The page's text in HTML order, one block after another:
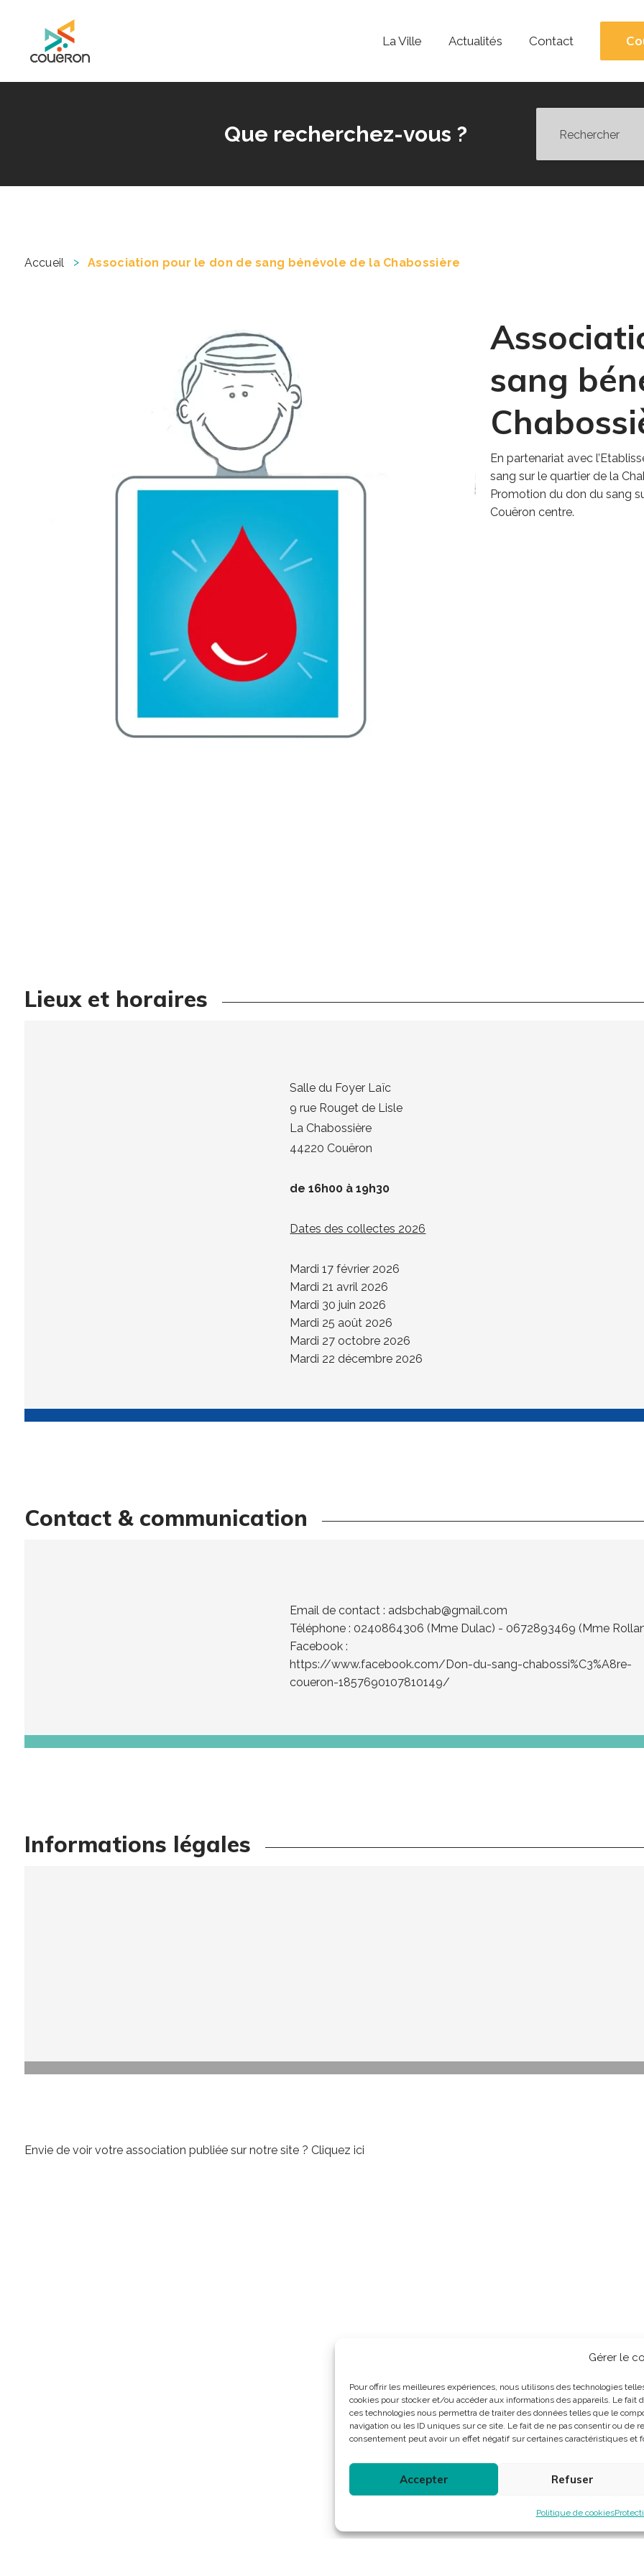
Gérer le
Pour offrir les meilleures expériences, nous utilisons des technologies
cookies pour stocker et/ou accéder aux informations des appareils. Le fait
ces technologies nous permettra de traiter des données telles que le
navigation ou les ID uniques sur ce site. Le fait de ne pas consentir ou de
consentement peut avoir un effet négatif sur certaines caractéristiques et
Accepter Refuser
Politique de cookies
La Ville Actualités Contact
Que recherchez-vous ?
Accueil > Association pour le don de sang bénévole de la Chabossière
sang
En partenariat avec
sang sur le quartier de la
Promotion du don du sang
Couëron centre.
Lieux et horaires
Salle du Foyer Laïc
9 rue Rouget de Lisle
La Chabossière
44220 Couëron
de 16h00 à 19h30
Dates des collectes 2026
Mardi 17 février 2026
Mardi 21 avril 2026
Mardi 30 juin 2026
Mardi 25 août 2026
Mardi 27 octobre 2026
Mardi 22 décembre 2026
Contact & communication
Email de contact : adsbchab@gmail.com
Téléphone : 0240864306 (Mme Dulac) - 0672893469 (Mme
Facebook :
https://www.facebook.com/Don-du-sang-chabossi%C3%A8re-
coueron-1857690107810149/
Informations légales
Envie de voir votre association publiée sur notre site ? Cliquez ici